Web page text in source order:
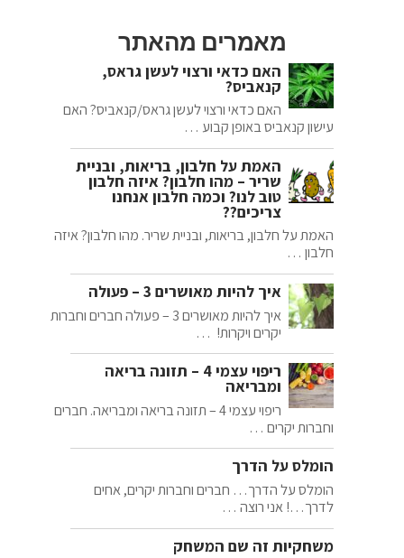
מאמרים מהאתר
האם כדאי ורצוי לעשן גראס,
קנאביס?
האם כדאי ורצוי לעשן גראס/קנאביס? האם
עישון קנאביס באופן קבוע …
האמת על חלבון, בריאות, ובניית
שריר – מהו חלבון? איזה חלבון
טוב לנו? וכמה חלבון אנחנו
צריכים??
האמת על חלבון, בריאות, ובניית שריר. מהו חלבון? איזה
חלבון …
איך להיות מאושרים 3 – פעולה
איך להיות מאושרים 3 – פעולה חברים וחברות
יקרים ויקרות! …
ריפוי עצמי 4 – תזונה בריאה
ומבריאה
ריפוי עצמי 4 – תזונה בריאה ומבריאה. חברים
וחברות יקרים …
הומלס על הדרך
הומלס על הדרך… חברים וחברות יקרים, אחים
לדרך…! אני רוצה …
משחקיות זה שם המשחק